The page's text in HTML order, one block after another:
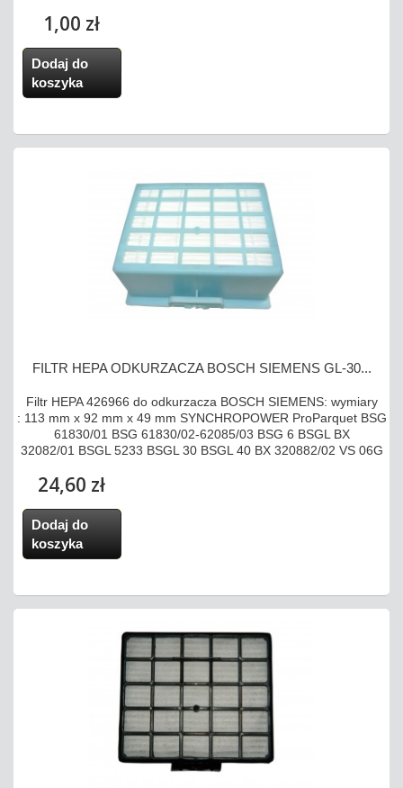
1,00 zł
Dodaj do
koszyka
FILTR HEPA ODKURZACZA BOSCH SIEMENS GL-30...
Filtr HEPA 426966 do odkurzacza BOSCH SIEMENS: wymiary
: 113 mm x 92 mm x 49 mm SYNCHROPOWER ProParquet BSG
61830/01 BSG 61830/02-62085/03 BSG 6 BSGL BX
32082/01 BSGL 5233 BSGL 30 BSGL 40 BX 320882/02 VS 06G
24,60 zł
Dodaj do
koszyka